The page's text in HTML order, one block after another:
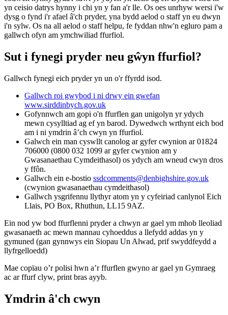
yn ceisio datrys hynny i chi yn y fan a'r lle. Os oes unrhyw wersi i'w
dysg o fynd i'r afael â'ch pryder, yna bydd aelod o staff yn eu dwyn
i'n sylw. Os na all aelod o staff helpu, fe fyddan nhw'n egluro pam a
gallwch ofyn am ymchwiliad ffurfiol.
Sut i fynegi pryder neu gŵyn ffurfiol?
Gallwch fynegi eich pryder yn un o'r ffyrdd isod.
Gallwch roi gwybod i ni drwy ein gwefan
www.sirddinbych.gov.uk
Gofynnwch am gopi o'n ffurflen gan unigolyn yr ydych
mewn cysylltiad ag ef yn barod. Dywedwch wrthynt eich bod
am i ni ymdrin â’ch cwyn yn ffurfiol.
Galwch ein man cyswllt canolog ar gyfer cwynion ar 01824
706000 (0800 032 1099 ar gyfer cwynion am y
Gwasanaethau Cymdeithasol) os ydych am wneud cwyn dros
y ffôn.
Gallwch ein e-bostio ssdcomments@denbighshire.gov.uk
(cwynion gwasanaethau cymdeithasol)
Gallwch ysgrifennu llythyr atom yn y cyfeiriad canlynol Eich
Llais, PO Box, Rhuthun, LL15 9AZ.
Ein nod yw bod ffurflenni pryder a chwyn ar gael ym mhob lleoliad
gwasanaeth ac mewn mannau cyhoeddus a llefydd addas yn y
gymuned (gan gynnwys ein Siopau Un Alwad, prif swyddfeydd a
llyfrgelloedd)
Mae copïau o’r polisi hwn a’r ffurflen gwyno ar gael yn Gymraeg
ac ar ffurf clyw, print bras ayyb.
Ymdrin â'ch cwyn